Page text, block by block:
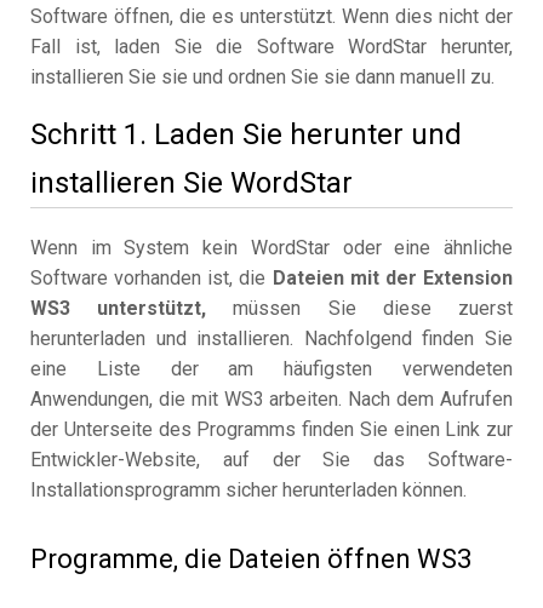
Software öffnen, die es unterstützt. Wenn dies nicht der
Fall ist, laden Sie die Software WordStar herunter,
installieren Sie sie und ordnen Sie sie dann manuell zu.
Schritt 1. Laden Sie herunter und
installieren Sie WordStar
Wenn im System kein WordStar oder eine ähnliche
Software vorhanden ist, die Dateien mit der Extension
WS3 unterstützt, müssen Sie diese zuerst
herunterladen und installieren. Nachfolgend finden Sie
eine Liste der am häufigsten verwendeten
Anwendungen, die mit WS3 arbeiten. Nach dem Aufrufen
der Unterseite des Programms finden Sie einen Link zur
Entwickler-Website, auf der Sie das Software-
Installationsprogramm sicher herunterladen können.
Programme, die Dateien öffnen WS3